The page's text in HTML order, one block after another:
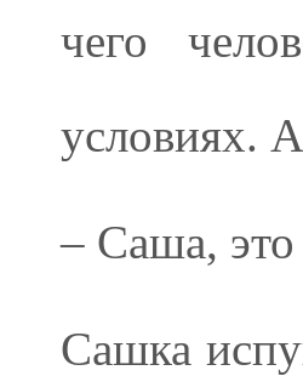
чего
условиях.
– Саша,
Сашка